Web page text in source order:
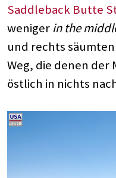
Saddleback Butte
wenigerin the
und rechts
Weg, die denen der
östlich in nichts